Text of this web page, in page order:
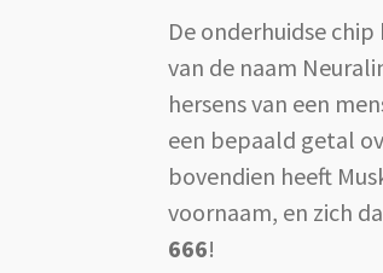
De onderhuidse
van de naam
hersens van een
een bepaald getal
bovendien heeft
voornaam, en zich
666!